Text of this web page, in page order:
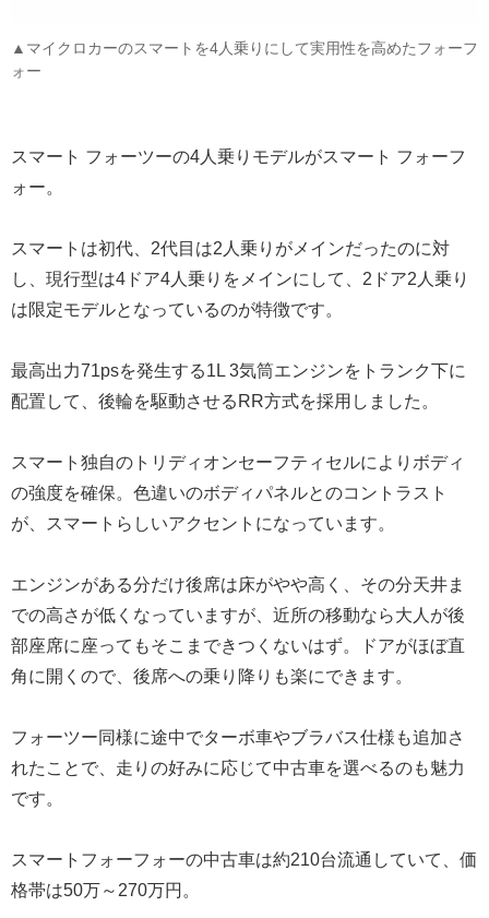
▲マイクロカーのスマートを4人乗りにして実用性を高めたフォーフ
ォー
スマート フォーツーの4人乗りモデルがスマート フォーフ
ォー。
スマートは初代、2代目は2人乗りがメインだったのに対
し、現行型は4ドア4人乗りをメインにして、2ドア2人乗り
は限定モデルとなっているのが特徴です。
最高出力71psを発生する1L 3気筒エンジンをトランク下に
配置して、後輪を駆動させるRR方式を採用しました。
スマート独自のトリディオンセーフティセルによりボディ
の強度を確保。色違いのボディパネルとのコントラスト
が、スマートらしいアクセントになっています。
エンジンがある分だけ後席は床がやや高く、その分天井ま
での高さが低くなっていますが、近所の移動なら大人が後
部座席に座ってもそこまできつくないはず。ドアがほぼ直
角に開くので、後席への乗り降りも楽にできます。
フォーツー同様に途中でターボ車やブラバス仕様も追加さ
れたことで、走りの好みに応じて中古車を選べるのも魅力
です。
スマートフォーフォーの中古車は約210台流通していて、価
格帯は50万～270万円。